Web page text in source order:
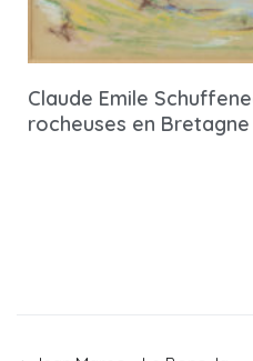
Claude Emile
rocheuses en Bretagne